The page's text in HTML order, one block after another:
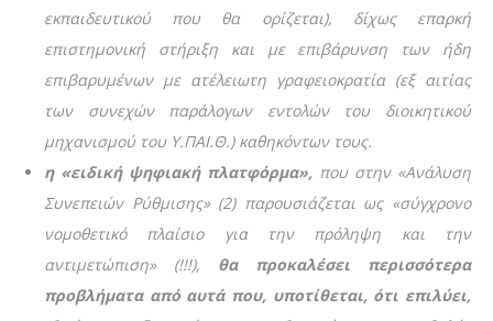
εκπαιδευτικού που θα ορίζεται), δίχως επαρκή
επιστημονική στήριξη και με επιβάρυνση των ήδη
επιβαρυμένων με ατέλειωτη γραφειοκρατία (εξ αιτίας
των συνεχών παράλογων εντολών του διοικητικού
μηχανισμού του Υ.ΠΑΙ.Θ.) καθηκόντων τους.
η «ειδική ψηφιακή πλατφόρμα», που στην «Ανάλυση
Συνεπειών Ρύθμισης» (2) παρουσιάζεται ως «σύγχρονο
νομοθετικό πλαίσιο για την πρόληψη και την
αντιμετώπιση» (!!!), θα προκαλέσει περισσότερα
προβλήματα από αυτά που, υποτίθεται, ότι επιλύει,